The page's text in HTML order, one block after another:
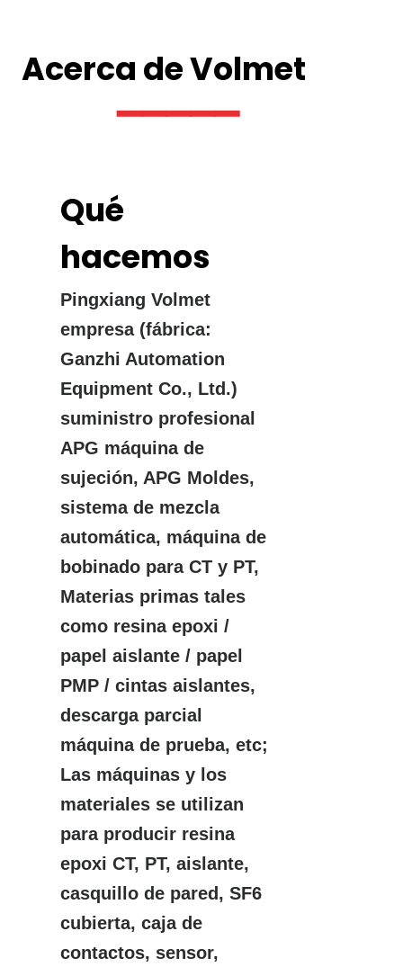
Acerca de Volmet
▔▔▔▔▔
Qué
hacemos
Pingxiang Volmet
empresa (fábrica:
Ganzhi Automation
Equipment Co., Ltd.)
suministro profesional
APG máquina de
sujeción, APG Moldes,
sistema de mezcla
automática, máquina de
bobinado para CT y PT,
Materias primas tales
como resina epoxi /
papel aislante / papel
PMP / cintas aislantes,
descarga parcial
máquina de prueba, etc;
Las máquinas y los
materiales se utilizan
para producir resina
epoxi CT, PT, aislante,
casquillo de pared, SF6
cubierta, caja de
contactos, sensor,